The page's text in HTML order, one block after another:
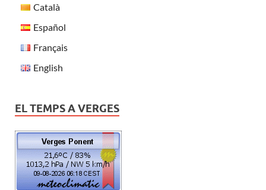
Català
Español
Français
English
EL TEMPS A VERGES